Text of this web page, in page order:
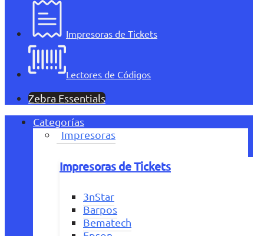
Impresoras de Tickets
Lectores de Códigos
Zebra Essentials
Categorías
Impresoras
Impresoras de Tickets
3nStar
Barpos
Bematech